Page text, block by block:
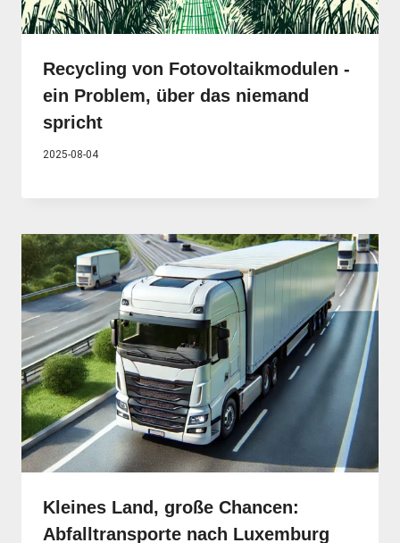
Recycling von Fotovoltaikmodulen -
ein Problem, über das niemand
spricht
2025-08-04
Kleines Land, große Chancen:
Abfalltransporte nach Luxemburg